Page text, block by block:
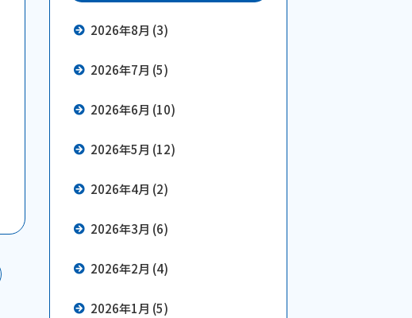
2026年8月 (3)
2026年7月 (5)
2026年6月 (10)
2026年5月 (12)
2026年4月 (2)
2026年3月 (6)
2026年2月 (4)
2026年1月 (5)